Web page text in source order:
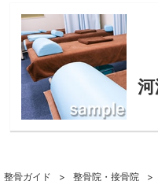
整骨ガイド 整骨院・接骨院